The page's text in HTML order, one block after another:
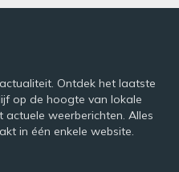
Ontdek het laatste
op de hoogte van lokale
actuele weerberichten. Alles
in één enkele website.